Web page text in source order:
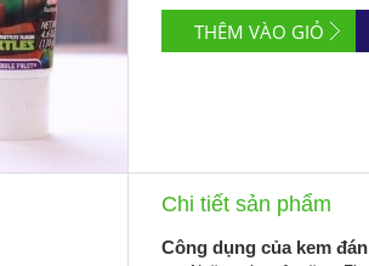
Chi tiết sản phẩm
Công dụng của kem